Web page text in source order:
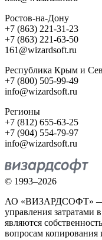
Ростов-на-Дону
+7 (863) 221-31-23
+7 (863) 221-63-50
161@wizardsoft.ru
Республика Крым и
+7 (800) 505-99-49
info@wizardsoft.ru
Регионы
+7 (812) 655-63-25
+7 (904) 554-79-97
info@wizardsoft.ru
© 1993–2026
АО «ВИЗАРДСОФТ» —
управления затратами
являются
вопросам